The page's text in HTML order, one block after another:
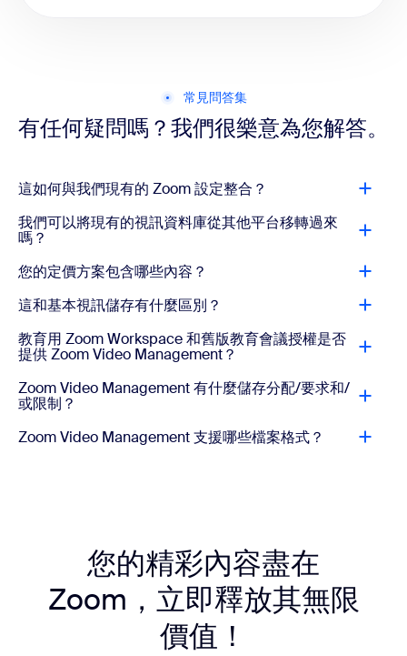
常見問答集
有任何疑問嗎？我們很樂意為您解答。
這如何與我們現有的 Zoom 設定整合？
我們可以將現有的視訊資料庫從其他平台移轉過來
嗎？
您的定價方案包含哪些內容？
這和基本視訊儲存有什麼區別？
教育用 Zoom Workspace 和舊版教育會議授權是否
提供 Zoom Video Management？
Zoom Video Management 有什麼儲存分配/要求和/
或限制？
Zoom Video Management 支援哪些檔案格式？
您的精彩內容盡在
Zoom，立即釋放其無限
價值！